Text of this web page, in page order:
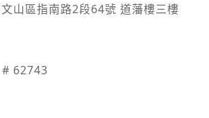
山區指南路2段64號 道藩樓三樓
62743